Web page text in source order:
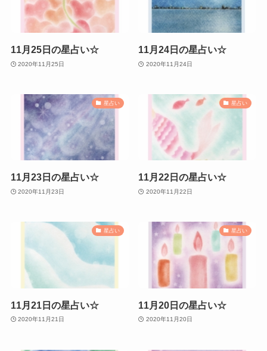
11月25日の星占い☆
2020年11月25日
11月24日の星占い☆
2020年11月24日
星占い
11月23日の星占い☆
2020年11月23日
星占い
11月22日の星占い☆
2020年11月22日
星占い
11月21日の星占い☆
2020年11月21日
星占い
11月20日の星占い☆
2020年11月20日